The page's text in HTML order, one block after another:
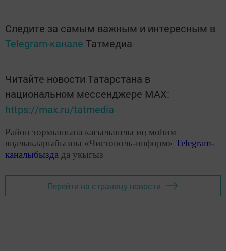
Следите за самым важным и интересным в
Telegram-канале Татмедиа
Читайте новости Татарстана в
национальном мессенджере MАХ:
https://max.ru/tatmedia
Район тормышына кагылышлы иң мөһим
яңалыкларыбызны «Чистополь-информ» Telegram-
каналыбызда да укыгыз
Перейти на страницу новости